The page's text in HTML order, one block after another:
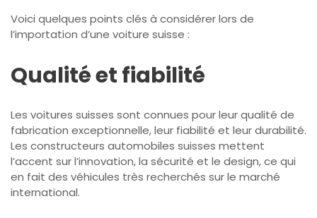
Voici quelques points clés à considérer lors de
l’importation d’une voiture suisse :
Qualité et fiabilité
Les voitures suisses sont connues pour leur qualité de
fabrication exceptionnelle, leur fiabilité et leur durabilité.
Les constructeurs automobiles suisses mettent
l’accent sur l’innovation, la sécurité et le design, ce qui
en fait des véhicules très recherchés sur le marché
international.